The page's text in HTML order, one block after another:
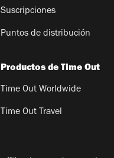
Suscripciones
Puntos de distribución
Productos de Time Out
Time Out Worldwide
Time Out Travel